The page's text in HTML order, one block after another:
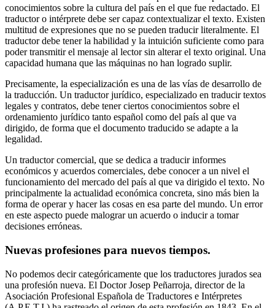
conocimientos sobre la cultura del país en el que fue redactado. El
traductor o intérprete debe ser capaz contextualizar el texto. Existen
multitud de expresiones que no se pueden traducir literalmente. El
traductor debe tener la habilidad y la intuición suficiente como para
poder transmitir el mensaje al lector sin alterar el texto original. Una
capacidad humana que las máquinas no han logrado suplir.
Precisamente, la especialización es una de las vías de desarrollo de
la traducción. Un traductor jurídico, especializado en traducir textos
legales y contratos, debe tener ciertos conocimientos sobre el
ordenamiento jurídico tanto español como del país al que va
dirigido, de forma que el documento traducido se adapte a la
legalidad.
Un traductor comercial, que se dedica a traducir informes
económicos y acuerdos comerciales, debe conocer a un nivel el
funcionamiento del mercado del país al que va dirigido el texto. No
principalmente la actualidad económica concreta, sino más bien la
forma de operar y hacer las cosas en esa parte del mundo. Un error
en este aspecto puede malograr un acuerdo o inducir a tomar
decisiones erróneas.
Nuevas profesiones para nuevos tiempos.
No podemos decir categóricamente que los traductores jurados sea
una profesión nueva. El Doctor Josep Peñarroja, director de la
Asociación Profesional Española de Traductores e Intérpretes